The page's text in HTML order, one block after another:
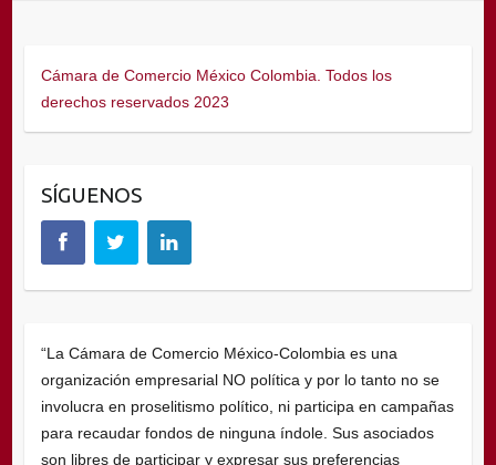
Cámara de Comercio México Colombia. Todos los
derechos reservados 2023
SÍGUENOS
“La Cámara de Comercio México-Colombia es una
organización empresarial NO política y por lo tanto no se
involucra en proselitismo político, ni participa en campañas
para recaudar fondos de ninguna índole. Sus asociados
son libres de participar y expresar sus preferencias